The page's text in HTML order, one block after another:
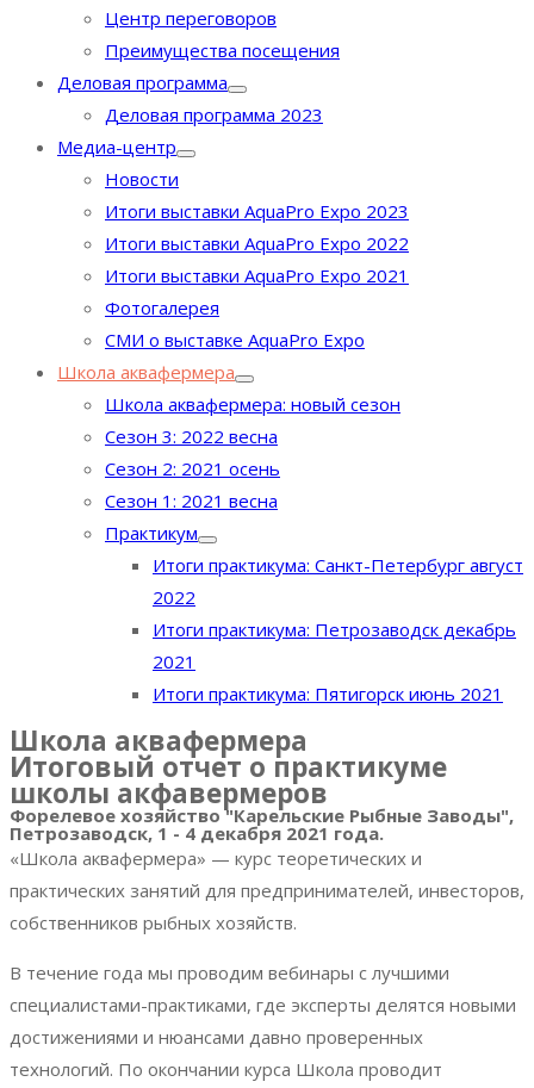
Центр переговоров
Преимущества посещения
Деловая программа
Деловая программа 2023
Медиа-центр
Новости
Итоги выставки AquaPro Expo 2023
Итоги выставки AquaPro Expo 2022
Итоги выставки AquaPro Expo 2021
Фотогалерея
СМИ о выставке AquaPro Expo
Школа аквафермера
Школа аквафермера: новый сезон
Сезон 3: 2022 весна
Сезон 2: 2021 осень
Сезон 1: 2021 весна
Практикум
Итоги практикума: Санкт-Петербург август
2022
Итоги практикума: Петрозаводск декабрь
2021
Итоги практикума: Пятигорск июнь 2021
Школа аквафермера
Итоговый отчет о практикуме
школы акфавермеров
Форелевое хозяйство "Карельские Рыбные Заводы",
Петрозаводск, 1 - 4 декабря 2021 года.
«Школа аквафермера» — курс теоретических и
практических занятий для предпринимателей, инвесторов,
собственников рыбных хозяйств.
В течение года мы проводим вебинары с лучшими
специалистами-практиками, где эксперты делятся новыми
достижениями и нюансами давно проверенных
технологий. По окончании курса Школа проводит